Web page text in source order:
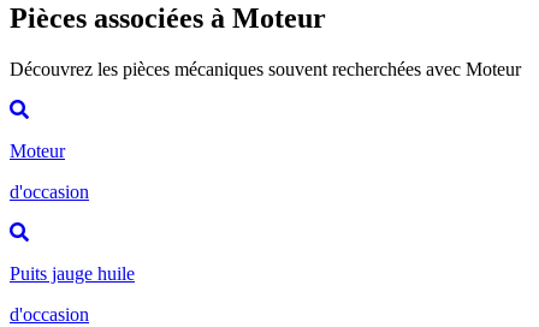
Pièces associées à Moteur
Découvrez les pièces mécaniques souvent recherchées avec Moteur
Moteur
d'occasion
Puits jauge huile
d'occasion